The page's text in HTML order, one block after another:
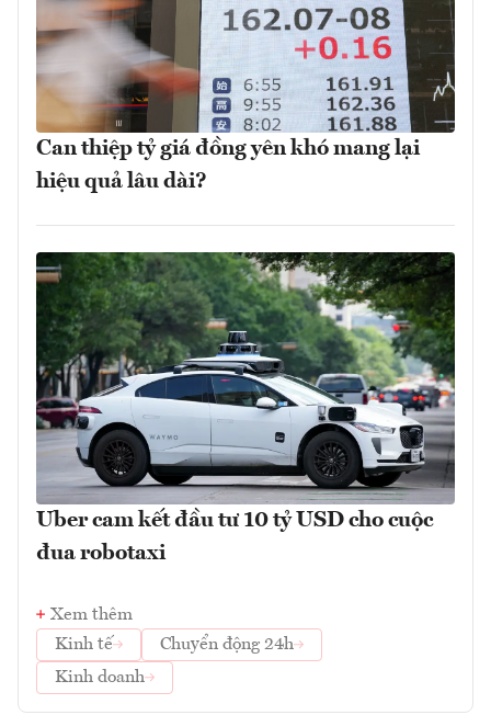
Can thiệp tỷ giá đồng yên khó mang lại
hiệu quả lâu dài?
Uber cam kết đầu tư 10 tỷ USD cho cuộc
đua robotaxi
Xem thêm
Kinh tế
Chuyển động 24h
Kinh doanh